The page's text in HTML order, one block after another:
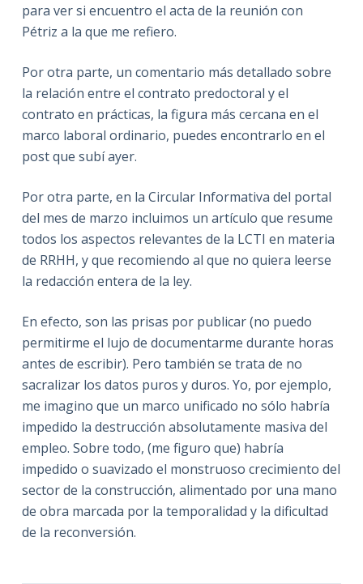
para ver si encuentro el acta de la reunión con
Pétriz a la que me refiero.
Por otra parte, un comentario más detallado sobre
la relación entre el contrato predoctoral y el
contrato en prácticas, la figura más cercana en el
marco laboral ordinario, puedes encontrarlo en el
post que subí ayer.
Por otra parte, en la Circular Informativa del portal
del mes de marzo incluimos un artículo que resume
todos los aspectos relevantes de la LCTI en materia
de RRHH, y que recomiendo al que no quiera leerse
la redacción entera de la ley.
En efecto, son las prisas por publicar (no puedo
permitirme el lujo de documentarme durante horas
antes de escribir). Pero también se trata de no
sacralizar los datos puros y duros. Yo, por ejemplo,
me imagino que un marco unificado no sólo habría
impedido la destrucción absolutamente masiva del
empleo. Sobre todo, (me figuro que) habría
impedido o suavizado el monstruoso crecimiento del
sector de la construcción, alimentado por una mano
de obra marcada por la temporalidad y la dificultad
de la reconversión.